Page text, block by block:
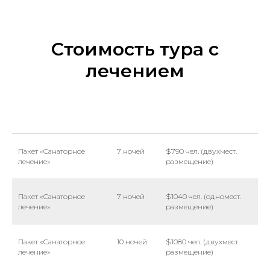
Стоимость тура с
лечением
Пакет «Санаторное
лечение»
7 ночей
$790 чел. (двухмест.
размещение)
Пакет «Санаторное
лечение»
7 ночей
$1040 чел. (одномест.
размещение)
Пакет «Санаторное
лечение»
10 ночей
$1080 чел. (двухмест.
размещение)